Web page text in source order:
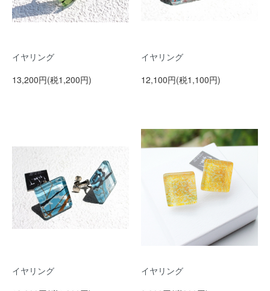
イヤリング
13,200円(税1,200円)
イヤリング
12,100円(税1,100円)
イヤリング
イヤリング